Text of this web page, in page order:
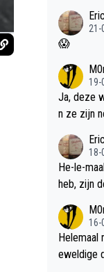
21-
😱
19-
Ja, deze
n ze zijn
18-
He-le-
heb,
16-
Helemaal
eweldige